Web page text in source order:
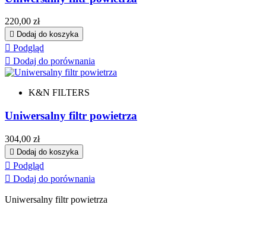
Cena
220,00 zł
 Dodaj do koszyka
 Podgląd
 Dodaj do porównania
K&N FILTERS
Uniwersalny filtr powietrza
Cena
304,00 zł
 Dodaj do koszyka
 Podgląd
 Dodaj do porównania
Uniwersalny filtr powietrza